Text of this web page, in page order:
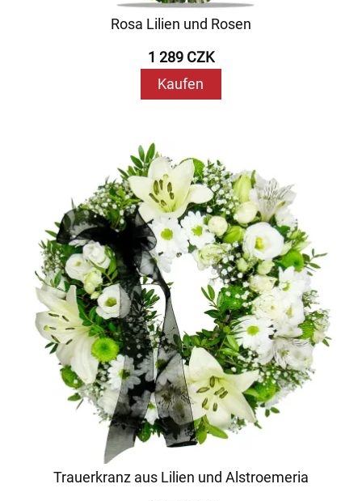
Rosa Lilien und Rosen
1 289 CZK
Kaufen
Trauerkranz aus Lilien und Alstroemeria